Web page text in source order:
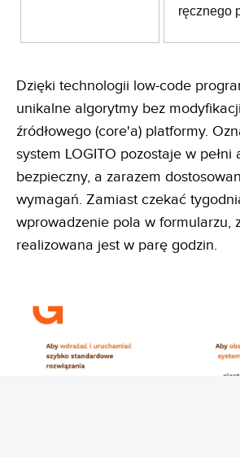
ręcznego
Dzięki technologii low-code
unikalne algorytmy bez
źródłowego (core'a) platformy.
system LOGITO pozostaje w pełni
bezpieczny, a zarazem
wymagań. Zamiast czekać
wprowadzenie pola w formularzu,
realizowana jest w parę godzin.